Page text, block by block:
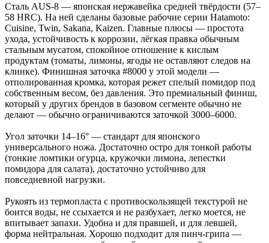
Сталь AUS-8 — японская нержавейка средней твёрдости (57–
58 HRC). На ней сделаны базовые рабочие серии Hatamoto:
Cuisine, Twin, Sakana, Kaizen. Главные плюсы — простота
ухода, устойчивость к коррозии, лёгкая правка обычным
стальным мусатом, спокойное отношение к кислым
продуктам (томаты, лимоны, ягоды не оставляют следов на
клинке). Финишная заточка #8000 у этой модели —
отполированная кромка, которая режет спелый помидор под
собственным весом, без давления. Это премиальный финиш,
который у других брендов в базовом сегменте обычно не
делают — обычно ограничиваются заточкой 3000–6000.
Угол заточки 14–16° — стандарт для японского
универсального ножа. Достаточно остро для тонкой работы
(тонкие ломтики огурца, кружочки лимона, лепестки
помидора для салата), достаточно устойчиво для
повседневной нагрузки.
Рукоять из термопласта с противоскользящей текстурой не
боится воды, не ссыхается и не разбухает, легко моется, не
впитывает запахи. Удобна и для правшей, и для левшей,
форма нейтральная. Хорошо подходит для пинч-грипа —